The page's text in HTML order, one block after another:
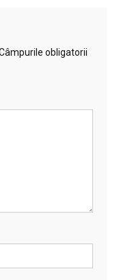
obligatorii